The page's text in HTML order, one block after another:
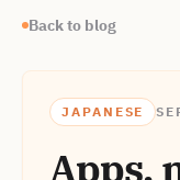
Back to blog
JAPANESE
Apps,